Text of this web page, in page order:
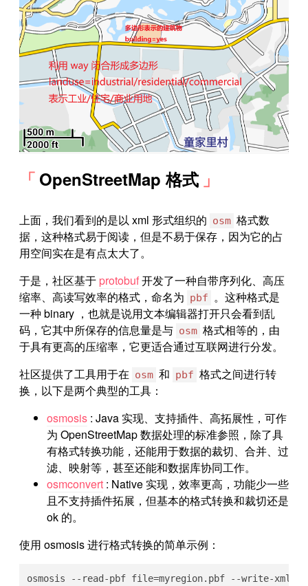
OpenStreetMap 格式
上面，我们看到的是以 xml 形式组织的 osm 格式数
据，这种格式易于阅读，但是不易于保存，因为它的占
用空间实在是有点太大了。
于是，社区基于 protobuf开发了一种自带序列化、高压
缩率、高读写效率的格式，命名为 pbf 。这种格式是
一种 binary ，也就是说用文本编辑器打开只会看到乱
码，它其中所保存的信息量是与 osm 格式相等的，由
于具有更高的压缩率，它更适合通过互联网进行分发。
社区提供了工具用于在 osm 和 pbf 格式之间进行转
换，以下是两个典型的工具：
osmosis : Java 实现、支持插件、高拓展性，可作
为 OpenStreetMap 数据处理的标准参照，除了具
有格式转换功能，还能用于数据的裁切、合并、过
滤、映射等，甚至还能和数据库协同工作。
osmconvert : Native 实现，效率更高，功能少一些
且不支持插件拓展，但基本的格式转换和裁切还是
ok 的。
使用 osmosis 进行格式转换的简单示例：
osmosis --read-pbf file=myregion.pbf --write-xml